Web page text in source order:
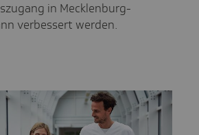
in Mecklenburg-
verbessert werden.